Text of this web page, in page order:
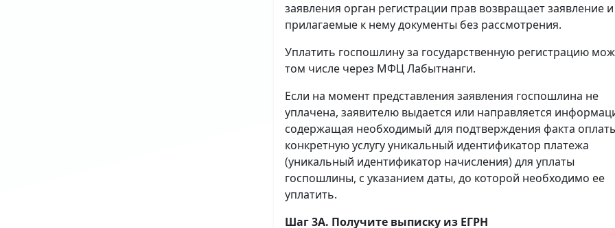
заявления орган регистрации прав возвращает заявление и
прилагаемые к нему документы без рассмотрения.
Уплатить госпошлину за государственную регистрацию
том числе через МФЦ Лабытнанги.
Если на момент представления заявления госпошлина не
уплачена, заявителю выдается или направляется
содержащая необходимый для подтверждения факта
конкретную услугу уникальный идентификатор платежа
(уникальный идентификатор начисления) для уплаты
госпошлины, с указанием даты, до которой необходимо ее
уплатить.
Шаг 3А. Получите выписку из ЕГРН